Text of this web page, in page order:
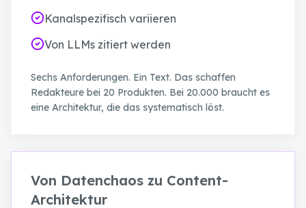
Kanalspezifisch variieren
Von LLMs zitiert werden
Sechs Anforderungen. Ein Text. Das schaffen
Redakteure bei 20 Produkten. Bei 20.000 braucht es
eine Architektur, die das systematisch löst.
Von Datenchaos zu Content-
Architektur